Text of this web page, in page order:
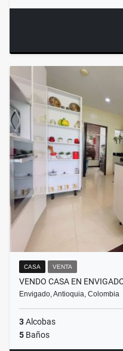
CASA VENTA
VENDO CASA EN
Envigado, Antioquia, Colombia
3Alcobas
5 Baños